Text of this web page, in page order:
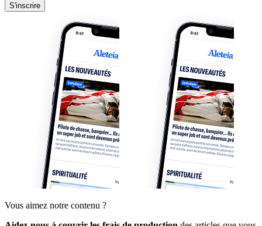
S'inscrire
Vous aimez notre contenu ?